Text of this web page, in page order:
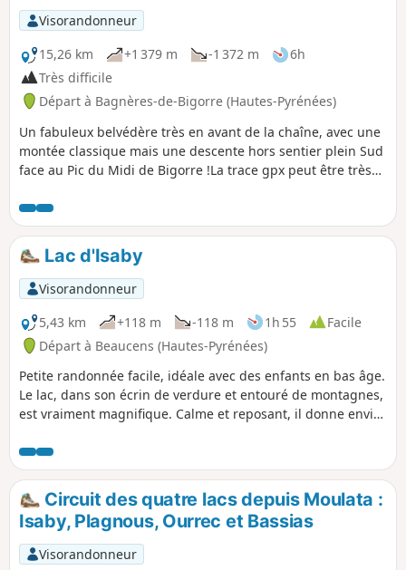
Visorandonneur
15,26 km
+1 379 m -1 372 m
6h
Très difficile
Départ à Bagnères-de-Bigorre (Hautes-Pyrénées)
Un fabuleux belvédère très en avant de la chaîne, avec une
montée classique mais une descente hors sentier plein Sud
face au Pic du Midi de Bigorre !La trace gpx peut être très
randonneurs aguerris.
Lac d'Isaby
Visorandonneur
5,43 km
+118 m -118 m 1h 55
Facile
Départ à Beaucens (Hautes-Pyrénées)
Petite randonnée facile, idéale avec des enfants en bas âge.
Le lac, dans son écrin de verdure et entouré de montagnes,
est vraiment magnifique. Calme et reposant, il donne envie
Circuit des quatre lacs depuis Moulata :
Isaby, Plagnous, Ourrec et Bassias
Visorandonneur